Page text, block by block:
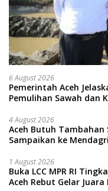
6 August 2026
Pemerintah Aceh
Pemulihan Sawah dan
4 August 2026
Aceh Butuh Tambahan
Sampaikan ke
1 August 2026
Buka LCC MPR RI
Aceh Rebut Gelar